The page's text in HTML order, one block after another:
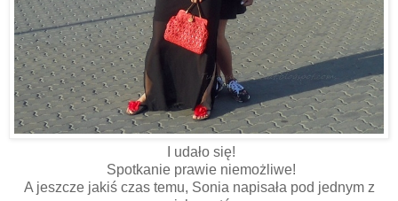
I udało się!
Spotkanie prawie niemożliwe!
A jeszcze jakiś czas temu, Sonia napisała pod jednym z